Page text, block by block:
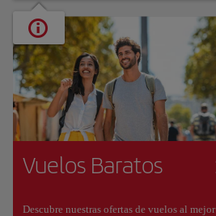
Vuelos Baratos
Descubre nuestras ofertas de vuelos al mejor